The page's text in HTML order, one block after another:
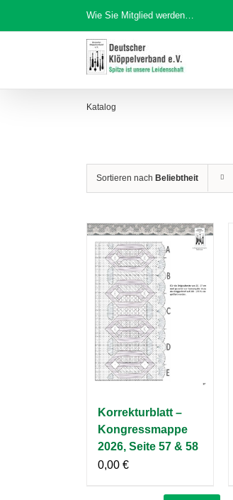
Inhalt
Wie Sie Mitglied werden…
Katalog
Sortieren nach Beliebtheit
Korrekturblatt –
Kongressmappe
2026, Seite 57 & 58
0,00 €